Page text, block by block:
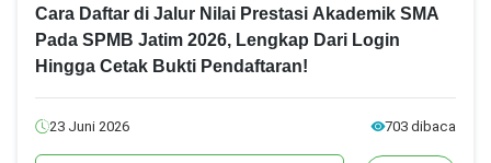
Cara Daftar di Jalur Nilai Prestasi Akademik SMA
Pada SPMB Jatim 2026, Lengkap Dari Login
Hingga Cetak Bukti Pendaftaran!
23 Juni 2026 703 dibaca